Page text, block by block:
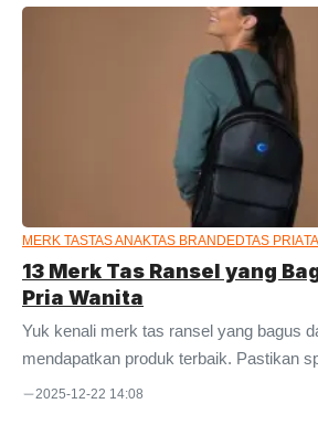
benang. Benang inilah yang nantinya
membentuk kain. Selain itu, dinier juga
serat. Jumlah isian serat dalam benang
kualitas kainnya. Nah, semakin tinggi
tebal pula kainnya. Untuk
bayangkan rambut Anda sendiri.
MERK TASTAS ANAKTAS BRANDEDTAS PRIA
13 Merk Tas Ransel yang
Pria Wanita
Yuk kenali merk tas ransel yang bagus
mendapatkan produk terbaik. Pastikan
kebutuhan agar tidak menyesal di
2025-12-22 14:08